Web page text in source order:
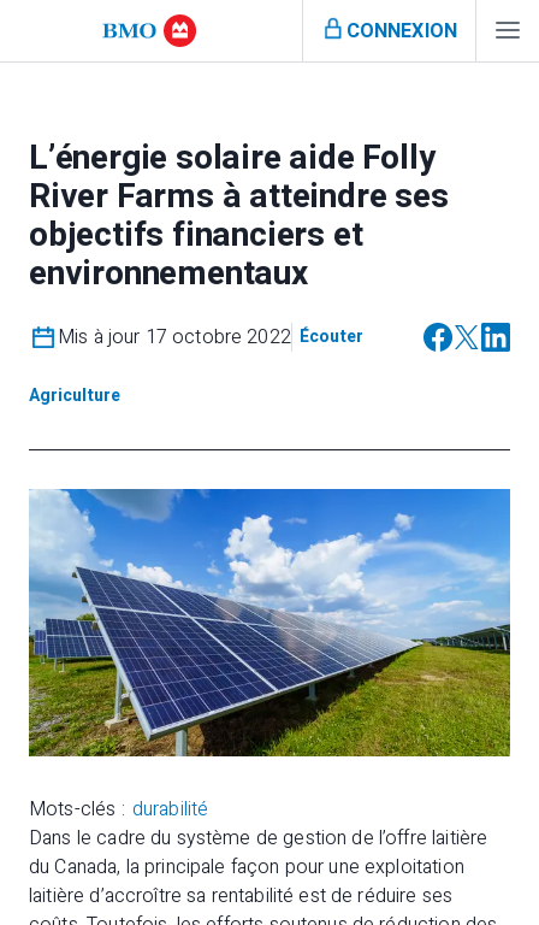
CONNEXION
L’énergie solaire aide Folly
River Farms à atteindre ses
objectifs financiers et
environnementaux
Mis à jour 17 octobre 2022 Écouter
Agriculture
Mots-clés : durabilité
Dans le cadre du système de gestion de l’offre laitière
du Canada, la principale façon pour une exploitation
laitière d’accroître sa rentabilité est de réduire ses